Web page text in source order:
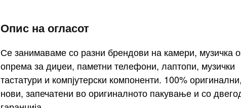
Опис на огласот
Се занимаваме со разни брендови на камери, музичка
опрема за диџеи, паметни телефони, лаптопи, музички
тастатури и компјутерски компоненти. 100%
нови, запечатени во оригиналното пакување и со